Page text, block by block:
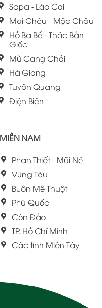
Sapa - Lào Cai
Mai Châu - Mộc Châu
Hồ Ba Bể - Thác Bản
Giốc
Mù Cang Chải
Hà Giang
Tuyên Quang
Điện Biên
MIỀN NAM
Phan Thiết - Mũi Né
Vũng Tàu
Buôn Mê Thuột
Phú Quốc
Côn Đảo
TP. Hồ Chí Minh
Các tỉnh Miền Tây